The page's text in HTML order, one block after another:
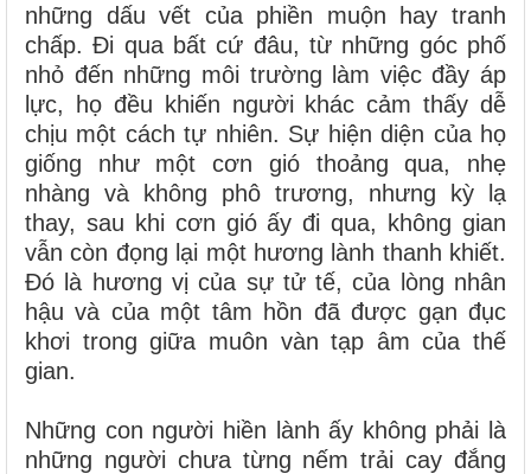
những dấu vết của phiền muộn hay tranh
chấp. Đi qua bất cứ đâu, từ những góc phố
nhỏ đến những môi trường làm việc đầy áp
lực, họ đều khiến người khác cảm thấy dễ
chịu một cách tự nhiên. Sự hiện diện của họ
giống như một cơn gió thoảng qua, nhẹ
nhàng và không phô trương, nhưng kỳ lạ
thay, sau khi cơn gió ấy đi qua, không gian
vẫn còn đọng lại một hương lành thanh khiết.
Đó là hương vị của sự tử tế, của lòng nhân
hậu và của một tâm hồn đã được gạn đục
khơi trong giữa muôn vàn tạp âm của thế
gian.
Những con người hiền lành ấy không phải là
những người chưa từng nếm trải cay đắng